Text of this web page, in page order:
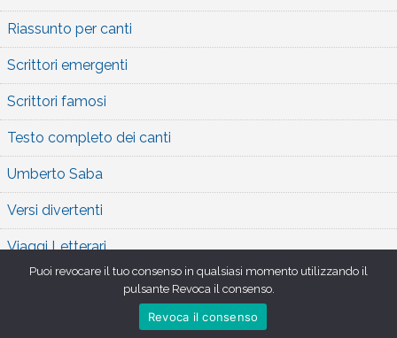
Riassunto per canti
Scrittori emergenti
Scrittori famosi
Testo completo dei canti
Umberto Saba
Versi divertenti
Viaggi Letterari
Copyright 2026 , Orlando Furioso,Theme by
Puoi revocare il tuo consenso in qualsiasi momento utilizzando il
pulsante Revoca il consenso.
Revoca il consenso